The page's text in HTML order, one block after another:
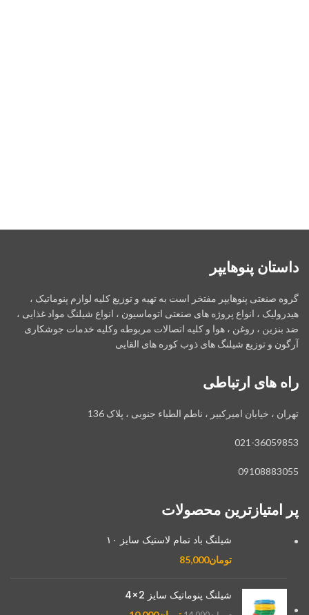
داستان پنوهایپر
گروه صنعتی پنوهایپر مفتخر است به تهیه و توزیع کلیه لوازم پنوماتیک ،
هیدرولیک ، انواع پروژه های صنعتی اتوماسیون ، انواع شیلنگ مواد غذایی ،
ضد بنزین ، روغن ، هوا و کلیه اتصالات مربوطه وکلیه خدمات جوشکاری
آرگون و توزیع شیلنگ های ذوب کوره های القایی
راه های ارتباطی
تهران ، خیابان امیرکبیر ، ناطم الطباء جنوبی ، پلاک 136
021-36059853
09108883055
پر امتیازترین محصولات
شیلنگ باد تمام لاستیک سایز ۱۰
تومان85,000
شیلنگ پنوماتیک سایز 2×4